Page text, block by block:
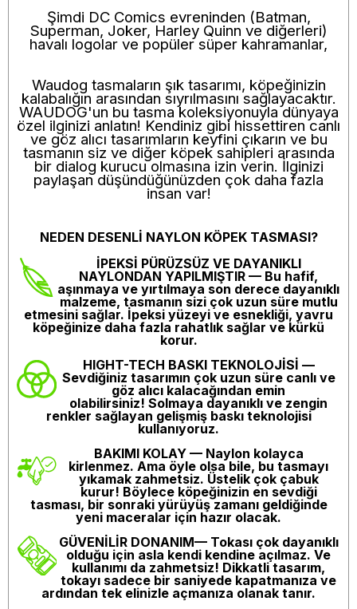
Şimdi DC Comics evreninden (Batman,
Superman, Joker, Harley Quinn ve diğerleri)
havalı logolar ve popüler süper kahramanlar,
Waudog tasmaların şık tasarımı, köpeğinizin
kalabalığın arasından sıyrılmasını sağlayacaktır.
WAUDOG'un bu tasma koleksiyonuyla dünyaya
özel ilginizi anlatın! Kendiniz gibi hissettiren canlı
ve göz alıcı tasarımların keyfini çıkarın ve bu
tasmanın siz ve diğer köpek sahipleri arasında
bir dialog kurucu olmasına izin verin. İlginizi
paylaşan düşündüğünüzden çok daha fazla
insan var!
NEDEN DESENLİ NAYLON KÖPEK TASMASI?
İPEKSİ PÜRÜZSÜZ VE DAYANIKLI
NAYLONDAN YAPILMIŞTIR — Bu hafif,
aşınmaya ve yırtılmaya son derece dayanıklı
malzeme, tasmanın sizi çok uzun süre mutlu
etmesini sağlar. İpeksi yüzeyi ve esnekliği, yavru
köpeğinize daha fazla rahatlık sağlar ve kürkü
korur.
HIGHT-TECH BASKI TEKNOLOJİSİ —
Sevdiğiniz tasarımın çok uzun süre canlı ve
göz alıcı kalacağından emin
olabilirsiniz! Solmaya dayanıklı ve zengin
renkler sağlayan gelişmiş baskı teknolojisi
kullanıyoruz.
BAKIMI KOLAY— Naylon kolayca
kirlenmez. Ama öyle olsa bile, bu tasmayı
yıkamak zahmetsiz. Üstelik çok çabuk
kurur! Böylece köpeğinizin en sevdiği
tasması, bir sonraki yürüyüş zamanı geldiğinde
yeni maceralar için hazır olacak.
GÜVENİLİR DONANIM— Tokası çok dayanıklı
olduğu için asla kendi kendine açılmaz. Ve
kullanımı da zahmetsiz! Dikkatli tasarım,
tokayı sadece bir saniyede kapatmanıza ve
ardından tek elinizle açmanıza olanak tanır.